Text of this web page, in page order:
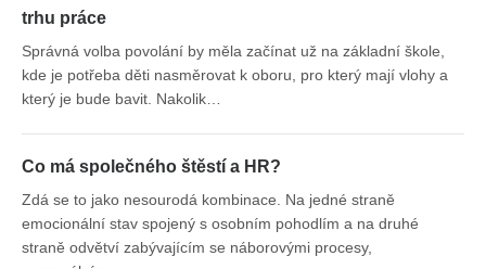
trhu práce
Správná volba povolání by měla začínat už na základní škole,
kde je potřeba děti nasměrovat k oboru, pro který mají vlohy a
který je bude bavit. Nakolik…
Co má společného štěstí a HR?
Zdá se to jako nesourodá kombinace. Na jedné straně
emocionální stav spojený s osobním pohodlím a na druhé
straně odvětví zabývajícím se náborovými procesy,